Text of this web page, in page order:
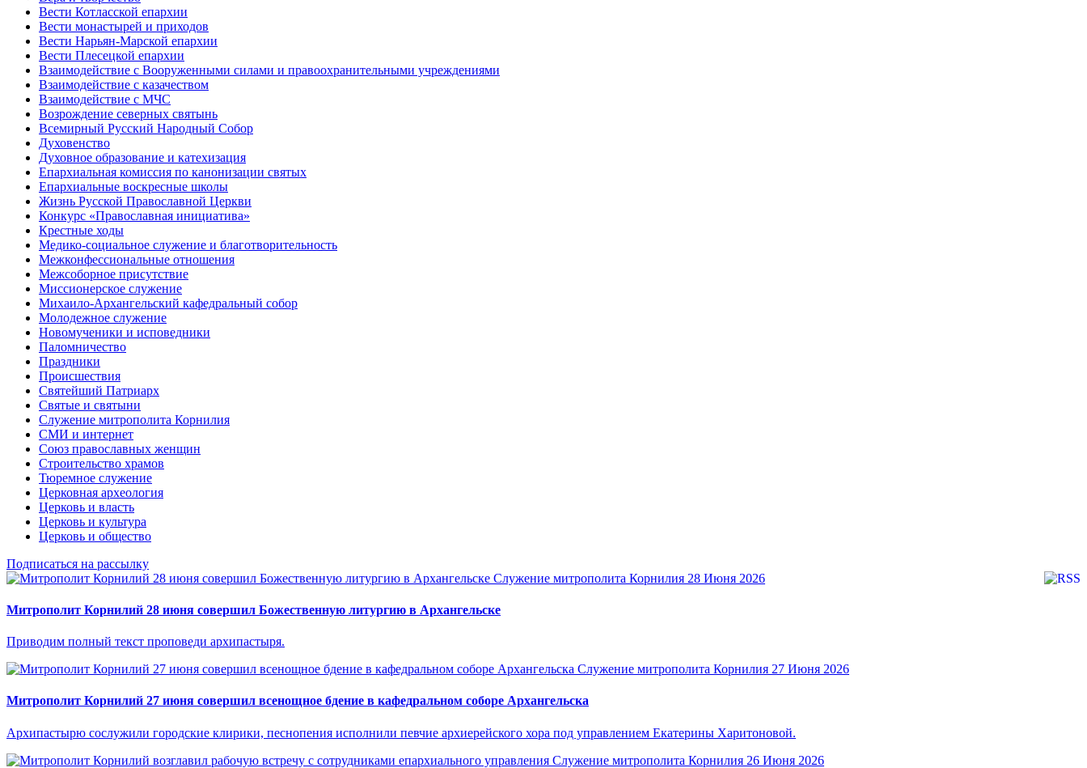
Вести Котласской епархии
Вести монастырей и приходов
Вести Нарьян-Марской епархии
Вести Плесецкой епархии
Взаимодействие с Вооруженными силами и правоохранительными учреждениями
Взаимодействие с казачеством
Взаимодействие с МЧС
Возрождение северных святынь
Всемирный Русский Народный Собор
Духовенство
Духовное образование и катехизация
Епархиальная комиссия по канонизации святых
Епархиальные воскресные школы
Жизнь Русской Православной Церкви
Конкурс «Православная инициатива»
Крестные ходы
Медико-социальное служение и благотворительность
Межконфессиональные отношения
Межсоборное присутствие
Миссионерское служение
Михаило-Архангельский кафедральный собор
Молодежное служение
Новомученики и исповедники
Паломничество
Праздники
Происшествия
Святейший Патриарх
Святые и святыни
Служение митрополита Корнилия
СМИ и интернет
Союз православных женщин
Строительство храмов
Тюремное служение
Церковная археология
Церковь и власть
Церковь и культура
Церковь и общество
Подписаться на рассылку
Служение митрополита Корнилия 28 Июня 2026
Митрополит Корнилий 28 июня совершил Божественную литургию в Архангельске
Приводим полный текст проповеди архипастыря.
Служение митрополита Корнилия 27 Июня 2026
Митрополит Корнилий 27 июня совершил всенощное бдение в кафедральном соборе Архангельска
Архипастырю сослужили городские клирики, песнопения исполнили певчие архиерейского хора под управлением Екатерины Харитоновой.
Служение митрополита Корнилия 26 Июня 2026